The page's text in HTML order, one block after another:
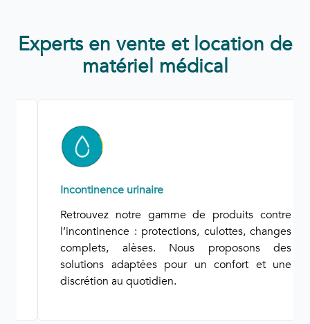
Experts en vente et location de
matériel médical
Incontinence urinaire
Retrouvez notre gamme de produits contre
l’incontinence : protections, culottes, changes
complets, alèses. Nous proposons des
solutions adaptées pour un confort et une
discrétion au quotidien.